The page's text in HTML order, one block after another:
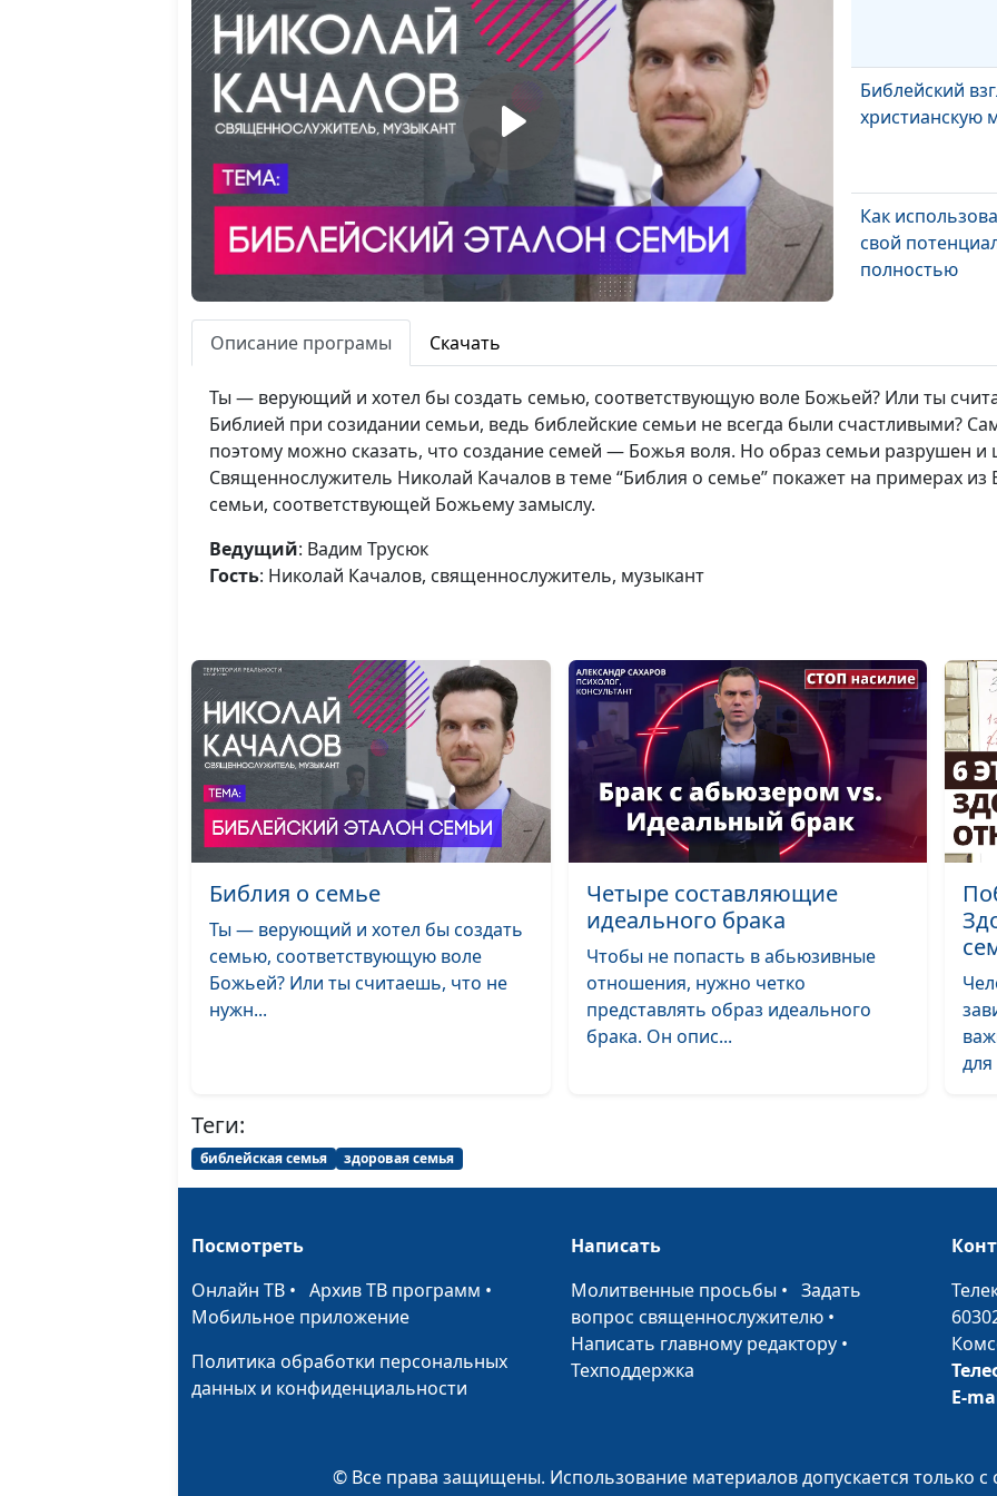
Библейский
христианскую
Как
свой
полностью
Спорт и вера:
совместить
Описание програмы Скачать
Ты — верующий и хотел бы создать семью, соответствующую воле Божьей? Или ты
Библией при созидании семьи, ведь библейские семьи не всегда были счастливыми?
поэтому можно сказать, что создание семей — Божья воля. Но образ семьи разрушен и
Священнослужитель Николай Качалов в теме “Библия о семье” покажет на примерах
семьи, соответствующей Божьему замыслу.
Ведущий: Вадим Трусюк
Гость: Николай Качалов, священнослужитель, музыкант
Библия о семье
Ты — верующий и хотел бы создать
семью, соответствующую воле
Божьей? Или ты считаешь, что не
нужн...
Четыре составляющие
идеального брака
Чтобы не попасть в абьюзивные
отношения, нужно четко
представлять образ идеального
брака. Он опис...
для
Теги:
библейская семья здоровая семья
Посмотреть
Онлайн ТВ • Архив ТВ программ •
Мобильное приложение
Политика обработки персональных
данных и конфиденциальности
Написать
Молитвенные просьбы •Задать
вопрос священнослужителю •
Написать главному редактору •
Техподдержка
E-
© Все права защищены. Использование материалов допускается только с